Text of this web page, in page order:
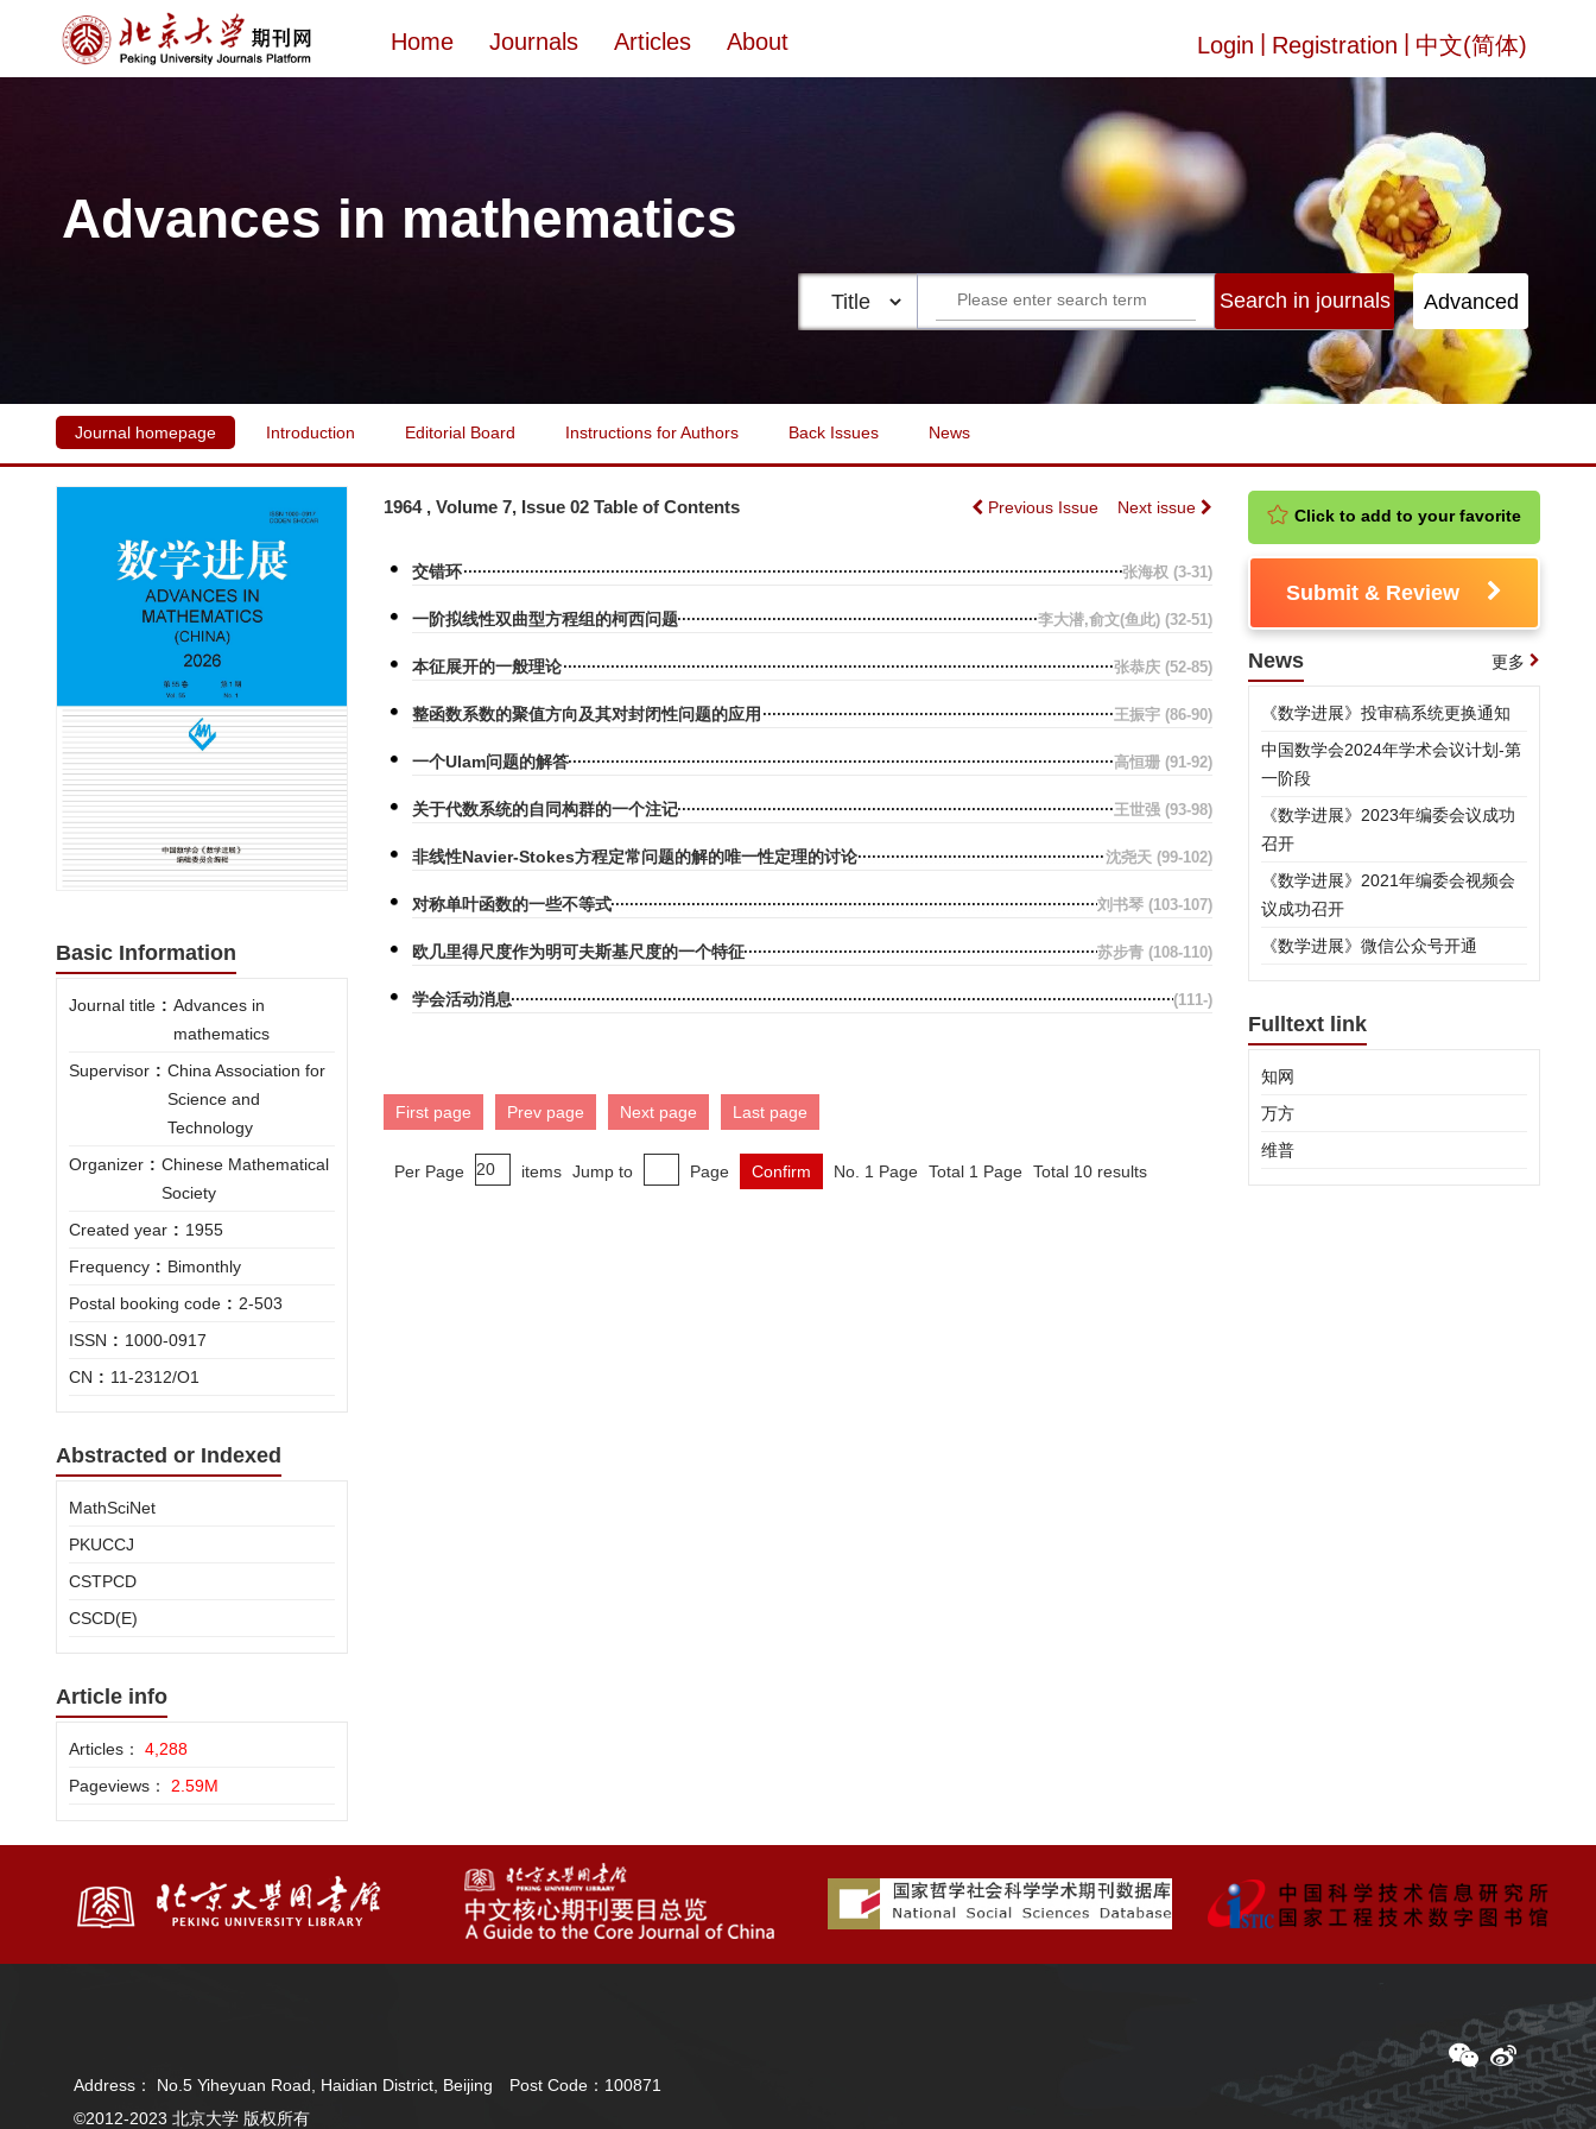
Login Registration 中文(简体)
Home Journals Articles About
Advances in mathematics
Journal homepage Introduction Editorial Board Instructions for Authors Back Issues News
Basic Information
Journal title : Advances in
mathematics
Supervisor : China Association for
Science and
Technology
Organizer : Chinese Mathematical
Society
Created year : 1955
Frequency : Bimonthly
Postal booking code : 2-503
ISSN : 1000-0917
CN : 11-2312/O1
Abstracted or Indexed
MathSciNet
PKUCCJ
CSTPCD
CSCD(E)
Article info
Articles： 4,288
Pageviews： 2.59M
1964 , Volume 7, Issue 02 Table of Contents Previous Issue Next issue
交错环 张海权 (3-31)
一阶拟线性双曲型方程组的柯西问题 李大潜,俞文(鱼此) (32-51)
本征展开的一般理论 张恭庆 (52-85)
整函数系数的聚值方向及其对封闭性问题的应用 王振宇 (86-90)
一个Ulam问题的解答 高恒珊 (91-92)
关于代数系统的自同构群的一个注记 王世强 (93-98)
非线性Navier-Stokes方程定常问题的解的唯一性定理的讨论 沈尧天 (99-102)
对称单叶函数的一些不等式 刘书琴 (103-107)
欧几里得尺度作为明可夫斯基尺度的一个特征 苏步青 (108-110)
学会活动消息 (111-)
First page Prev page Next page Last page
Per Page items Jump to Page Confirm No. 1 Page Total 1 Page Total 10 results
Click to add to your favorite
Submit & Review
News 更多
《数学进展》投审稿系统更换通知
中国数学会2024年学术会议计划-第
一阶段
《数学进展》2023年编委会议成功
召开
《数学进展》2021年编委会视频会
议成功召开
《数学进展》微信公众号开通
Fulltext link
知网
万方
维普
Address： No.5 Yiheyuan Road, Haidian District, Beijing Post Code：100871
©2012-2023 北京大学 版权所有